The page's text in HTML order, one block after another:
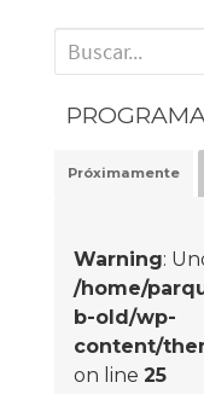
' . __('Search
Próximamente
Warning:
/home/
b-old/wp-
content/
on line 25